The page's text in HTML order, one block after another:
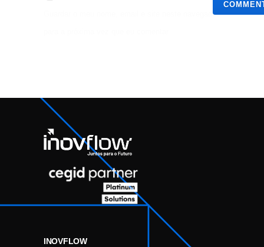
Guardar o meu nome, email e site neste navegador
INOVFLOW